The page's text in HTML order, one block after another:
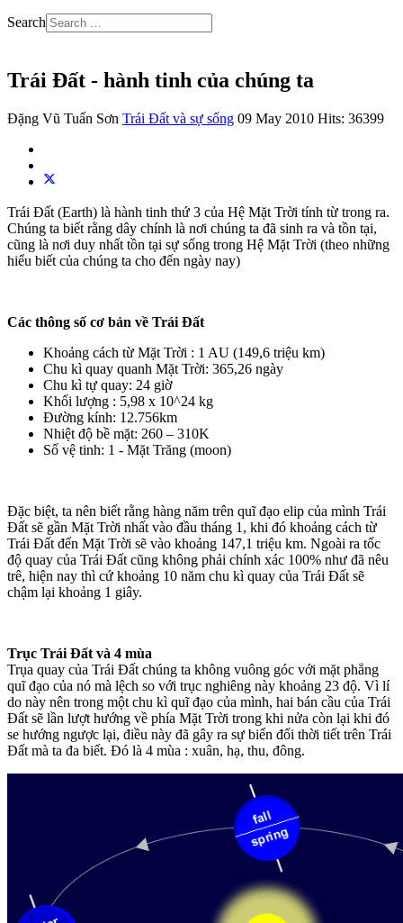
Search
Trái Đất - hành tinh của chúng ta
Đặng Vũ Tuấn Sơn Trái Đất và sự sống 09 May 2010 Hits: 36399
Trái Đất (Earth) là hành tinh thứ 3 của Hệ Mặt Trời tính từ trong ra.
Chúng ta biết rằng dây chính là nơi chúng ta đã sinh ra và tồn tại,
cũng là nơi duy nhất tồn tại sự sống trong Hệ Mặt Trời (theo những
hiểu biết của chúng ta cho đến ngày nay)
Các thông số cơ bản về Trái Đất
Khoảng cách từ Mặt Trời : 1 AU (149,6 triệu km)
Chu kì quay quanh Mặt Trời: 365,26 ngày
Chu kì tự quay: 24 giờ
Khối lượng : 5,98 x 10^24 kg
Đường kính: 12.756km
Nhiệt độ bề mặt: 260 – 310K
Số vệ tinh: 1 - Mặt Trăng (moon)
Đặc biệt, ta nên biết rằng hàng năm trên quĩ đạo elip của mình Trái
Đất sẽ gần Mặt Trời nhất vào đầu tháng 1, khi đó khoảng cách từ
Trái Đất đến Mặt Trời sẽ vào khoảng 147,1 triệu km. Ngoài ra tốc
độ quay của Trái Đất cũng không phải chính xác 100% như đã nêu
trê, hiện nay thì cứ khoảng 10 năm chu kì quay của Trái Đất sẽ
chậm lại khoảng 1 giây.
Trục Trái Đất và 4 mùa
Trụa quay của Trái Đất chúng ta không vuông góc với mặt phẳng
quĩ đạo của nó mà lệch so với trục nghiêng này khoảng 23 độ. Vì lí
do này nên trong một chu kì quĩ đạo của mình, hai bán cầu của Trái
Đất sẽ lần lượt hướng về phía Mặt Trời trong khi nửa còn lại khi đó
se hướng ngược lại, điều này đã gây ra sự biến đổi thời tiết trên Trái
Đất mà ta đa biết. Đó là 4 mùa : xuân, hạ, thu, đông.